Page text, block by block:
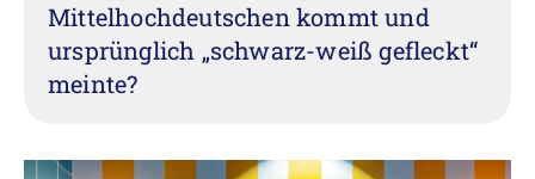
Mittelhochdeutschen kommt und
ursprünglich „schwarz-weiß gefleckt“
meinte?